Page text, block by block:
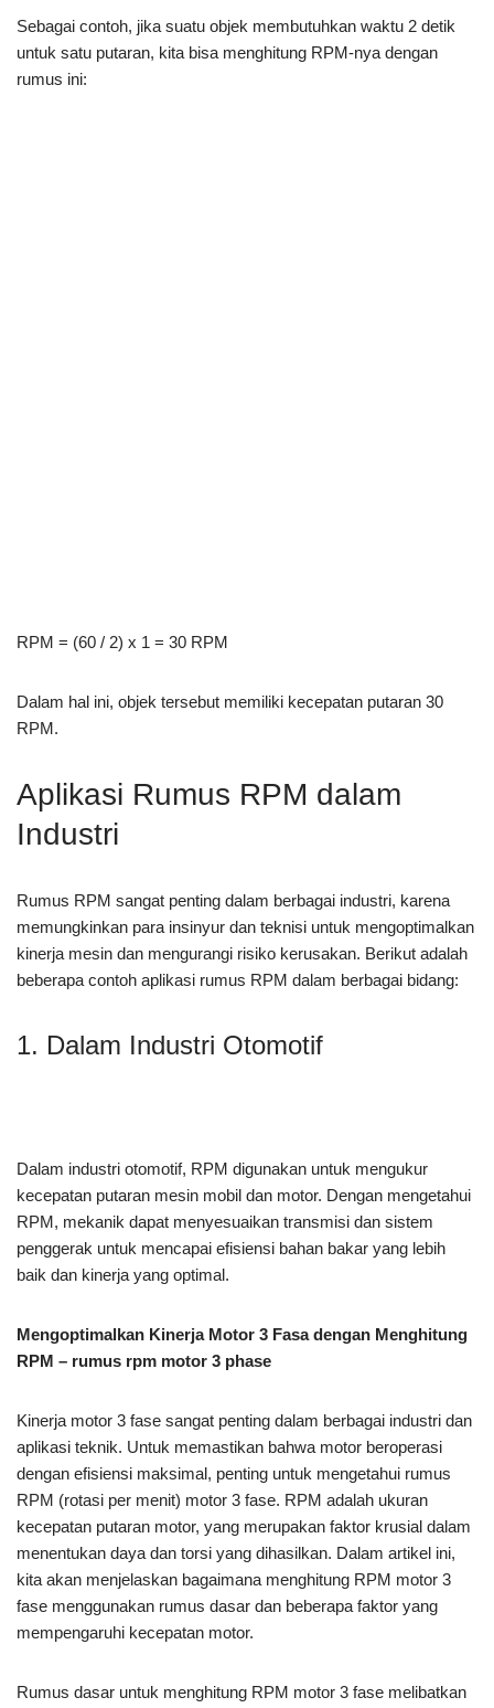
Sebagai contoh, jika suatu objek membutuhkan waktu 2 detik
untuk satu putaran, kita bisa menghitung RPM-nya dengan
rumus ini:
RPM = (60 / 2) x 1 = 30 RPM
Dalam hal ini, objek tersebut memiliki kecepatan putaran 30
RPM.
Aplikasi Rumus RPM dalam
Industri
Rumus RPM sangat penting dalam berbagai industri, karena
memungkinkan para insinyur dan teknisi untuk mengoptimalkan
kinerja mesin dan mengurangi risiko kerusakan. Berikut adalah
beberapa contoh aplikasi rumus RPM dalam berbagai bidang:
1. Dalam Industri Otomotif
Dalam industri otomotif, RPM digunakan untuk mengukur
kecepatan putaran mesin mobil dan motor. Dengan mengetahui
RPM, mekanik dapat menyesuaikan transmisi dan sistem
penggerak untuk mencapai efisiensi bahan bakar yang lebih
baik dan kinerja yang optimal.
Mengoptimalkan Kinerja Motor 3 Fasa dengan Menghitung
RPM – rumus rpm motor 3 phase
Kinerja motor 3 fase sangat penting dalam berbagai industri dan
aplikasi teknik. Untuk memastikan bahwa motor beroperasi
dengan efisiensi maksimal, penting untuk mengetahui rumus
RPM (rotasi per menit) motor 3 fase. RPM adalah ukuran
kecepatan putaran motor, yang merupakan faktor krusial dalam
menentukan daya dan torsi yang dihasilkan. Dalam artikel ini,
kita akan menjelaskan bagaimana menghitung RPM motor 3
fase menggunakan rumus dasar dan beberapa faktor yang
mempengaruhi kecepatan motor.
Rumus dasar untuk menghitung RPM motor 3 fase melibatkan